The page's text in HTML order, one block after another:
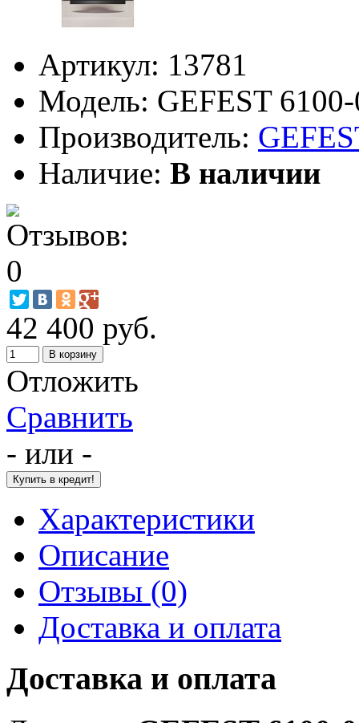
Артикул: 13781
Модель: GEFEST
Производитель:
Наличие: В наличии
42 400 руб.
Отложить
Сравнить
- или -
Характеристики
Описание
Отзывы (0)
Доставка и оплата
Доставка и оплата